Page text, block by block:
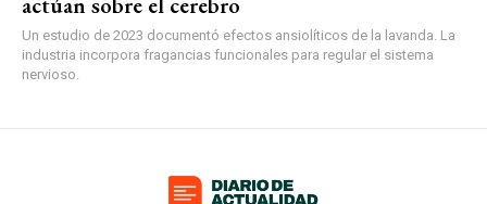
actúan sobre el cerebro
Un estudio de 2023 documentó efectos ansiolíticos de la lavanda. La
industria incorpora fragancias funcionales para regular el sistema
nervioso.